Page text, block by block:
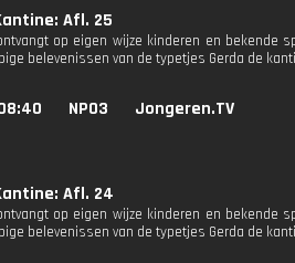
Afl. 25
op eigen wijze kinderen en
belevenissen van de typetjes Gerda de
NPO3 Jongeren.TV
Afl. 24
op eigen wijze kinderen en
belevenissen van de typetjes Gerda de